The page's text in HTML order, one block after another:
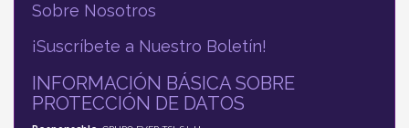
Sobre Nosotros
¡Suscríbete a Nuestro Boletín!
INFORMACIÓN BÁSICA SOBRE
PROTECCIÓN DE DATOS